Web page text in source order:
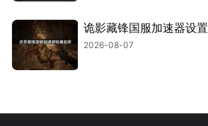
诡影藏锋国服加速器设置
2026-08-07